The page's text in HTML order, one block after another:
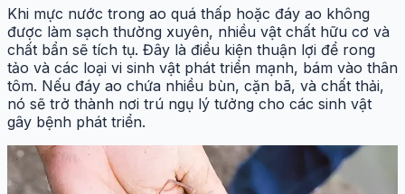
Khi mực nước trong ao quá thấp hoặc đáy ao không
được làm sạch thường xuyên, nhiều vật chất hữu cơ và
chất bẩn sẽ tích tụ. Đây là điều kiện thuận lợi để rong
tảo và các loại vi sinh vật phát triển mạnh, bám vào thân
tôm. Nếu đáy ao chứa nhiều bùn, cặn bã, và chất thải,
nó sẽ trở thành nơi trú ngụ lý tưởng cho các sinh vật
gây bệnh phát triển.